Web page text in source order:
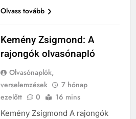
Olvass tovább
Kemény Zsigmond: A
rajongók olvasónapló
Olvasónaplók,
verselemzések
7 hónap
ezelőtt
0 16 mins
Kemény Zsigmond A rajongók